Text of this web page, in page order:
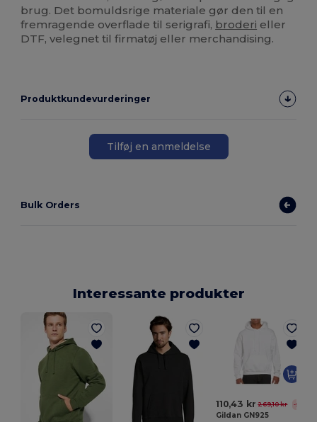
brug. Det bomuldsrige materiale gør den til en
fremragende overflade til serigrafi, broderi eller
DTF, velegnet til firmatøj eller merchandising.
Produktkundevurderinger
Tilføj en anmeldelse
Bulk Orders
Interessante produkter
110,43 kr 269,10 kr -59%
Gildan GN925